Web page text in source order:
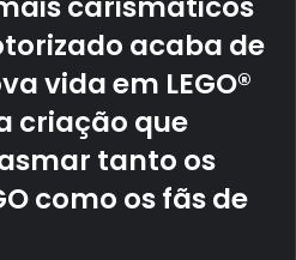
acaba de
vida em LEGO®
criação que
tanto os
como os fãs de